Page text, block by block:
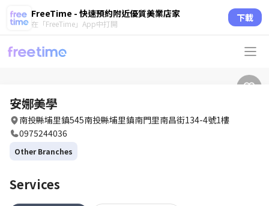
FreeTime - 快速預約附近優質美業店家
在「FreeTime」App中打開 下載
安娜美學
南投縣埔里鎮545南投縣埔里鎮南門里南昌街134-4號1樓
0975244036
Other Branches
Services